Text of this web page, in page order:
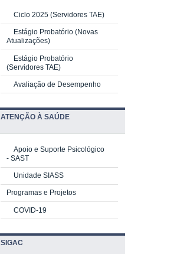
Ciclo 2025 (Servidores TAE)
Estágio Probatório (Novas
Atualizações)
Estágio Probatório
(Servidores TAE)
Avaliação de Desempenho
ATENÇÃO À SAÚDE
Apoio e Suporte Psicológico
- SAST
Unidade SIASS
Programas e Projetos
COVID-19
SIGAC